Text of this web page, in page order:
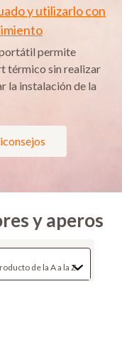
y utilizarlo con
permite
térmico sin realizar
la instalación de la
y aperos